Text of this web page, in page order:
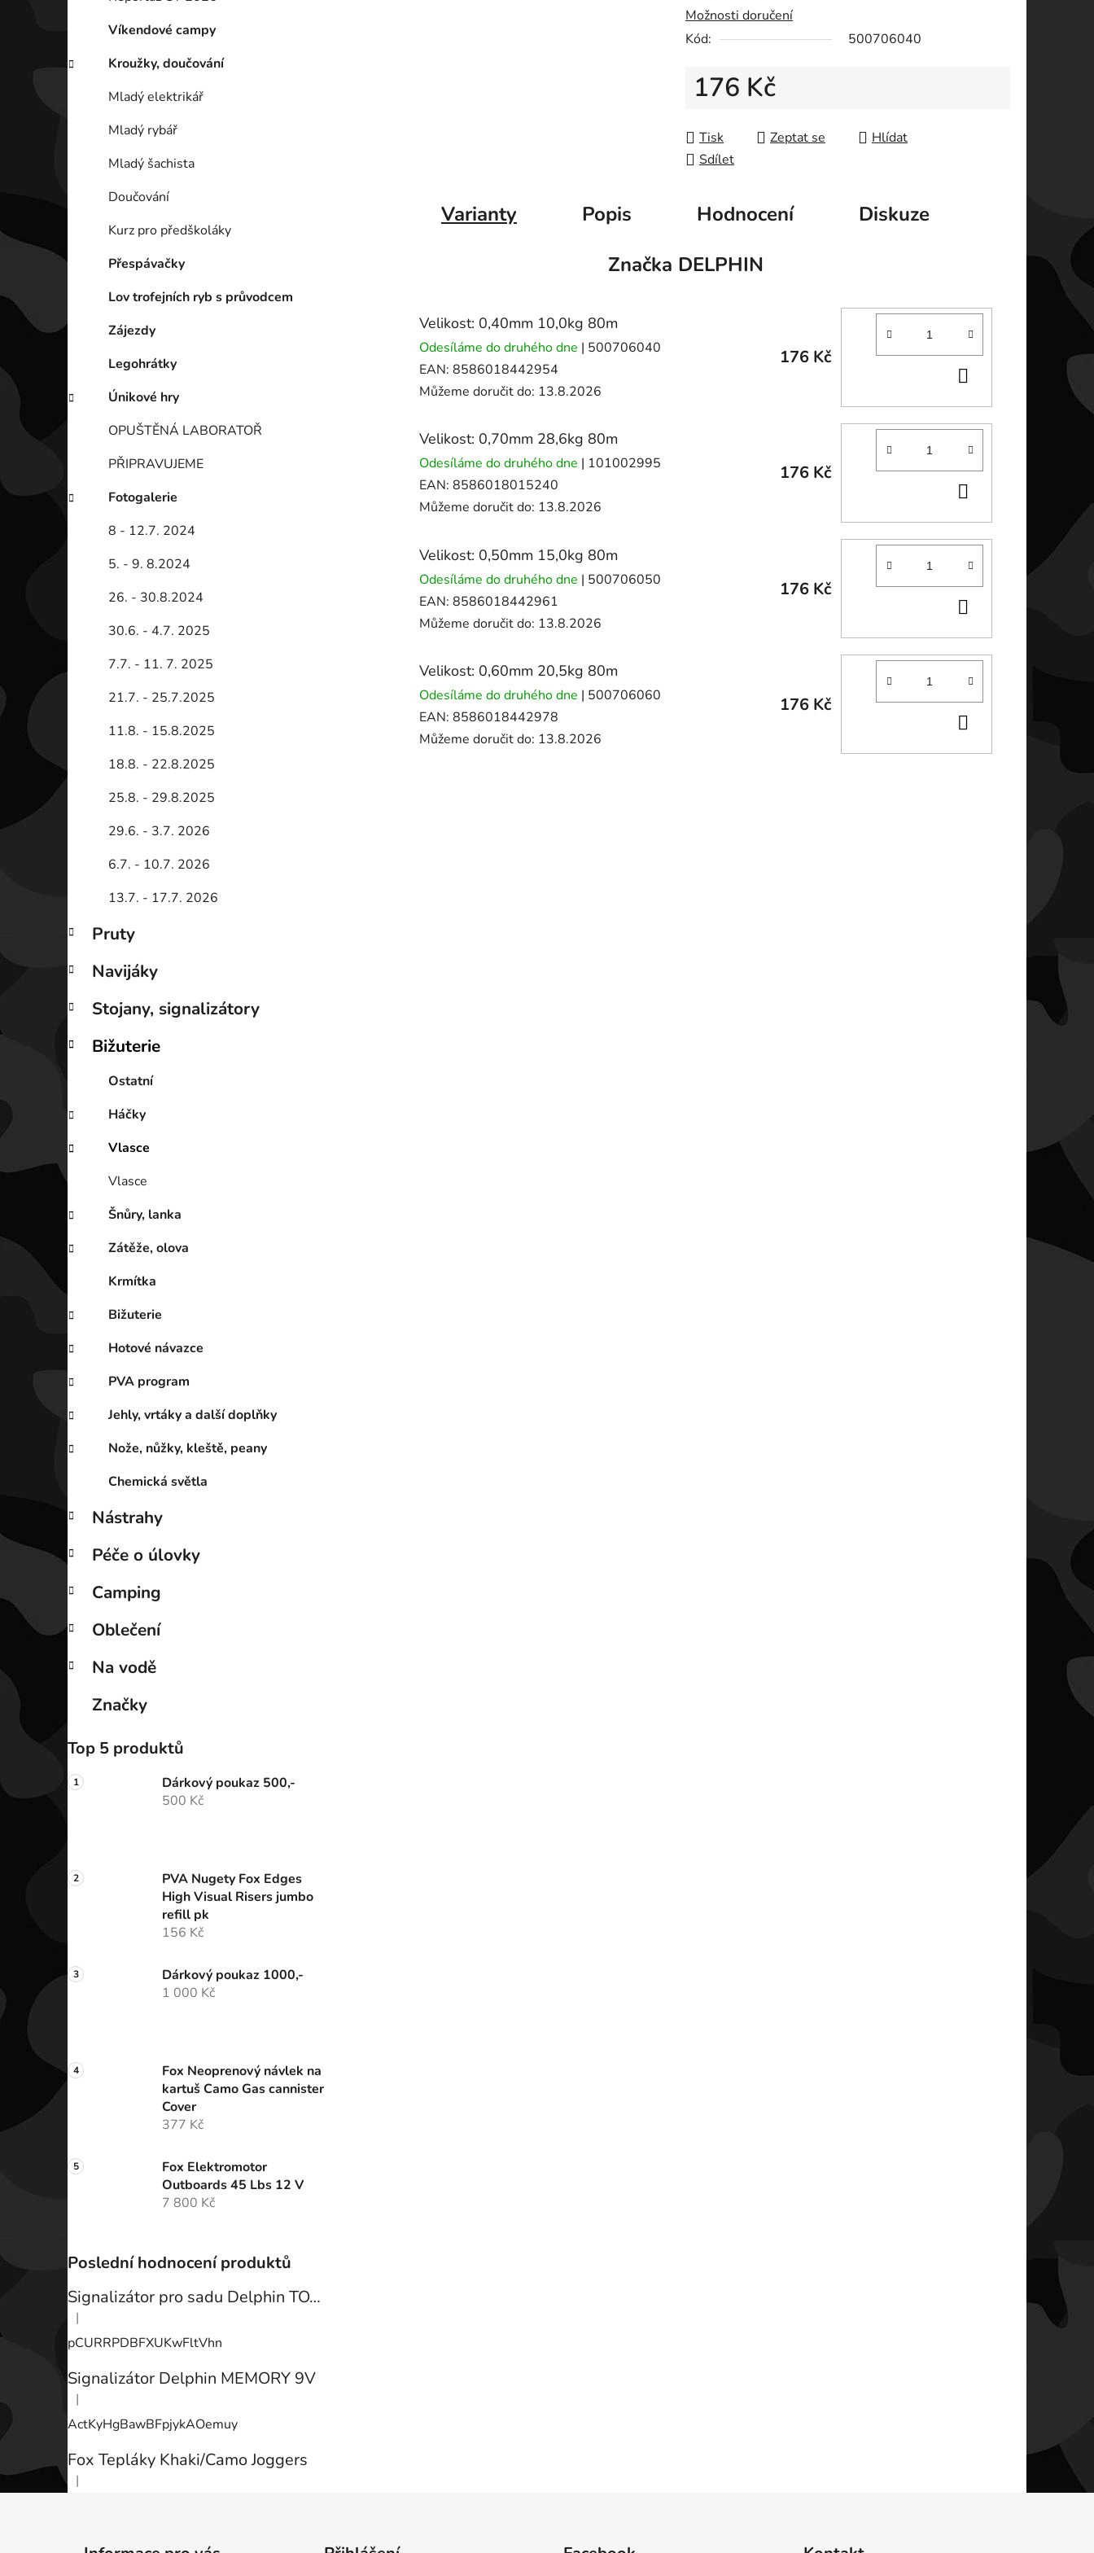
e
Víkendové campy
Kroužky, doučování
Mladý elektrikář
Mladý rybář
Mladý šachista
Doučování
Kurz pro předškoláky
Přespávačky
Lov trofejních ryb s průvodcem
Zájezdy
Legohrátky
Únikové hry
OPUŠTĚNÁ LABORATOŘ
PŘIPRAVUJEME
Fotogalerie
8 - 12.7. 2024
5. - 9. 8.2024
26. - 30.8.2024
30.6. - 4.7. 2025
7.7. - 11. 7. 2025
21.7. - 25.7.2025
11.8. - 15.8.2025
18.8. - 22.8.2025
25.8. - 29.8.2025
29.6. - 3.7. 2026
6.7. - 10.7. 2026
13.7. - 17.7. 2026
Pruty
Navijáky
Stojany, signalizátory
Bižuterie
Ostatní
Háčky
Vlasce
Vlasce
Šnůry, lanka
Zátěže, olova
Krmítka
Bižuterie
Hotové návazce
PVA program
Jehly, vrtáky a další doplňky
Nože, nůžky, kleště, peany
Chemická světla
Nástrahy
Péče o úlovky
Camping
Oblečení
Na vodě
Značky
Top 5 produktů
Dárkový poukaz 500,-
500 Kč
PVA Nugety Fox Edges
High Visual Risers jumbo
refill pk
156 Kč
Dárkový poukaz 1000,-
1 000 Kč
Fox Neoprenový návlek na
kartuš Camo Gas cannister
Cover
377 Kč
Fox Elektromotor
Outboards 45 Lbs 12 V
7 800 Kč
Poslední hodnocení produktů
Signalizátor pro sadu Delphin TOTEM
Hodnocení produktu je 3 z 5 hvězdiček.
|
pCURRPDBFXUKwFltVhn
Signalizátor Delphin MEMORY 9V
Hodnocení produktu je 3 z 5 hvězdiček.
|
ActKyHgBawBFpjykAOemuy
Fox Tepláky Khaki/Camo Joggers
Hodnocení produktu je 5 z 5 hvězdiček.
|
hvězdiček.
Možnosti doručení
Kód:
500706040
176 Kč
Tisk
Zeptat se
Hlídat
Sdílet
Varianty Popis Hodnocení
Diskuze
Značka DELPHIN
Velikost: 0,40mm 10,0kg 80m
Odesíláme do druhého dne | 500706040
EAN: 8586018442954
Můžeme doručit do: 13.8.2026
176 Kč
KOŠÍKU
Velikost: 0,70mm 28,6kg 80m
Odesíláme do druhého dne | 101002995
EAN: 8586018015240
Můžeme doručit do: 13.8.2026
176 Kč
KOŠÍKU
Velikost: 0,50mm 15,0kg 80m
Odesíláme do druhého dne | 500706050
EAN: 8586018442961
Můžeme doručit do: 13.8.2026
176 Kč
KOŠÍKU
Velikost: 0,60mm 20,5kg 80m
Odesíláme do druhého dne | 500706060
EAN: 8586018442978
Můžeme doručit do: 13.8.2026
176 Kč
KOŠÍKU